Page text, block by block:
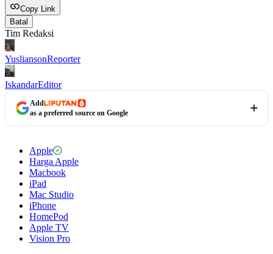
Copy Link
Batal
Tim Redaksi
YusliansonReporter
IskandarEditor
Add
as a preferred source on Google
Apple
Harga Apple
Macbook
iPad
Mac Studio
iPhone
HomePod
Apple TV
Vision Pro